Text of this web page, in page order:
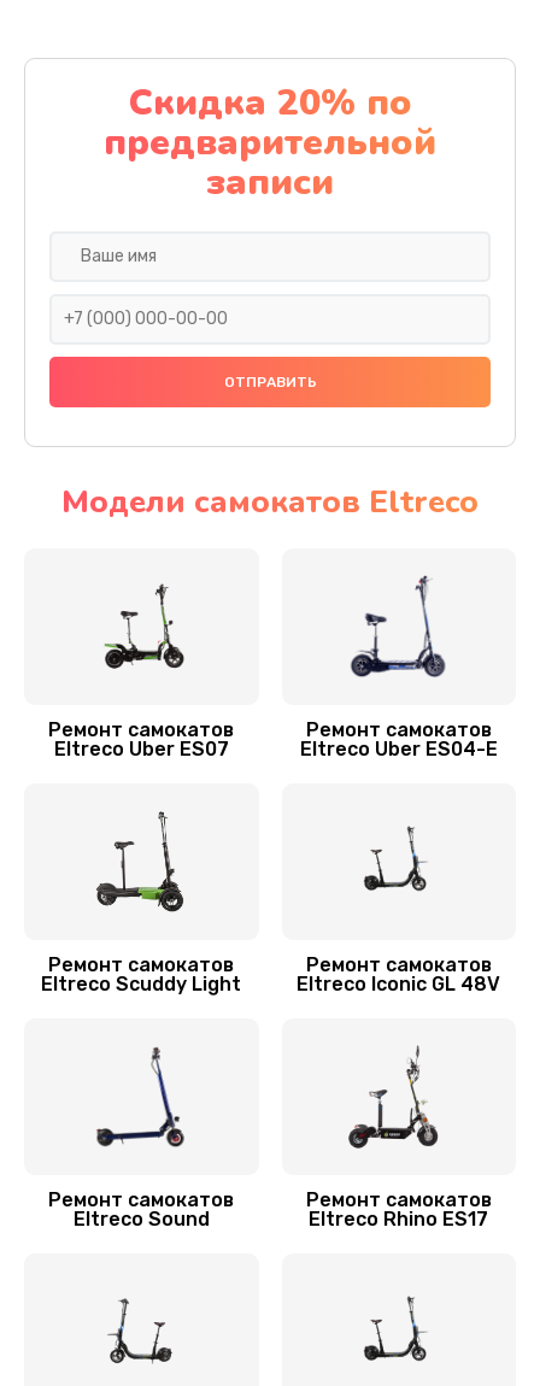
Заказать
Замена корпуса
900 руб.
Заказать
Восстановление после попадания влаги
Замена датчика холла
Замена амортизаторов
Заказать
Замена подшипников
Устранение люфта
900 руб.
Замена камеры
Скидка 20% по
предварительной
записи
Модели самокатов Eltreco
Ремонт самокатов
Eltreco Uber ES07
Ремонт самокатов
Eltreco Uber ES04-E
Ремонт самокатов
Eltreco Scuddy Light
Ремонт самокатов
Eltreco Iconic GL 48V
Ремонт самокатов
Eltreco Sound
Ремонт самокатов
Eltreco Rhino ES17